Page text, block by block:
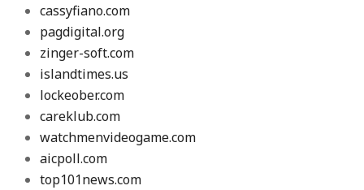
cassyfiano.com
pagdigital.org
zinger-soft.com
islandtimes.us
lockeober.com
careklub.com
watchmenvideogame.com
aicpoll.com
top101news.com